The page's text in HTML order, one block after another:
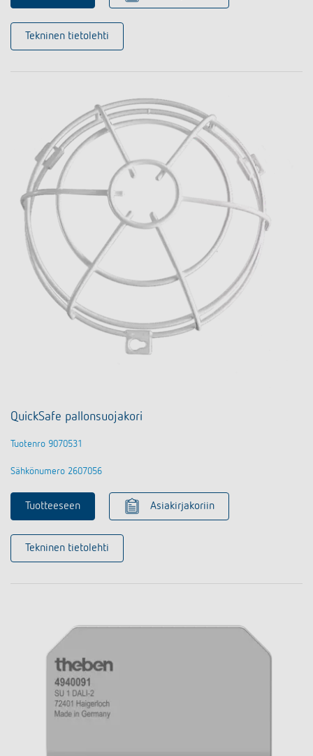
Tekninen tietolehti
QuickSafe pallonsuojakori
Tuotenro 9070531
Sähkönumero 2607056
Tuotteeseen Asiakirjakoriin
Tekninen tietolehti